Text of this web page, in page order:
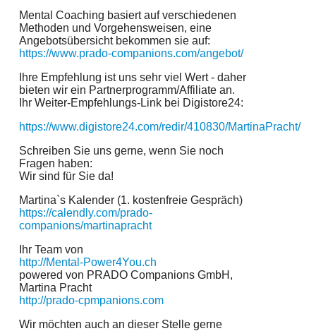
Mental Coaching basiert auf verschiedenen
Methoden und Vorgehensweisen, eine
Angebotsübersicht bekommen sie auf:
https://www.prado-companions.com/angebot/
Ihre Empfehlung ist uns sehr viel Wert - daher
bieten wir ein Partnerprogramm/Affiliate an.
Ihr Weiter-Empfehlungs-Link bei Digistore24:
https://www.digistore24.com/redir/410830/MartinaPracht/
Schreiben Sie uns gerne, wenn Sie noch
Fragen haben:
Wir sind für Sie da!
Martina`s Kalender (1. kostenfreie Gespräch)
https://calendly.com/prado-
companions/martinapracht
Ihr Team von
http://Mental-Power4You.ch
powered von PRADO Companions GmbH,
Martina Pracht
http://prado-cpmpanions.com
Wir möchten auch an dieser Stelle gerne